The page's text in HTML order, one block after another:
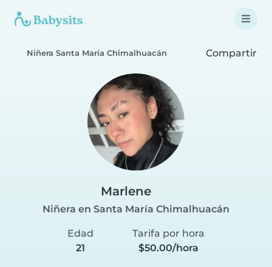
Niñera Santa María Chimalhuacán Compartir
Marlene
Niñera en Santa María Chimalhuacán
Edad
21
Tarifa por hora
$50.00/hora